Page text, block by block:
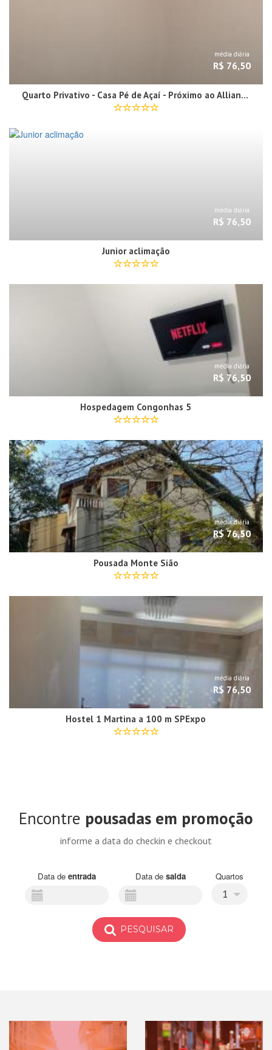
média diária
R$ 76,50
Quarto Privativo - Casa Pé de Açaí - Próximo ao Allianz Parque
média diária
R$ 76,50
Junior aclimação
média diária
R$ 76,50
Hospedagem Congonhas 5
média diária
R$ 76,50
Pousada Monte Sião
média diária
R$ 76,50
Hostel 1 Martina a 100 m SPExpo
Encontre pousadas em promoção
informe a data do checkin e checkout
Data de entrada Data de saida Quartos
1
PESQUISAR